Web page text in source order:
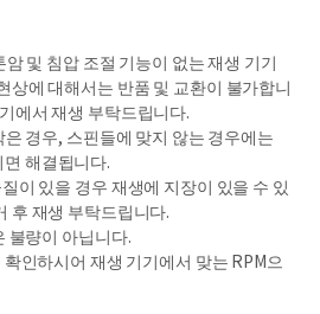
및 침압 조절 기능이 없는 재생 기기
상에 대해서는 반품 및 교환이 불가합니
에서 재생 부탁드립니다.
경우, 스핀들에 맞지 않는 경우에는
해결됩니다.
이 있을 경우 재생에 지장이 있을 수 있
후 재생 부탁드립니다.
불량이 아닙니다.
인하시어 재생 기기에서 맞는 RPM으